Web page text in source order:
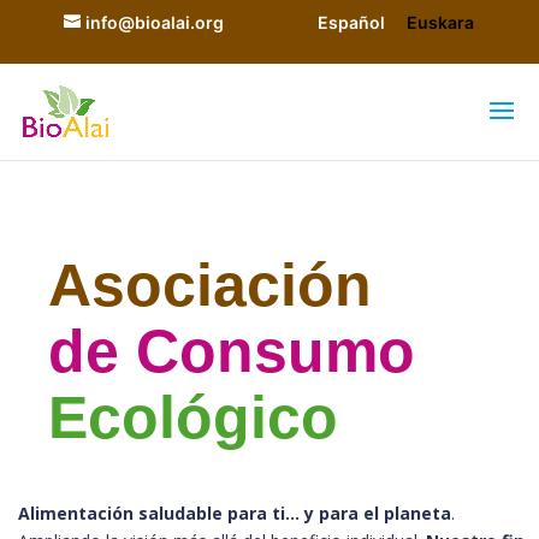
info@bioalai.org Español Euskara
Asociación
de Consumo
Ecológico
Alimentación saludable para ti… y para el planeta.